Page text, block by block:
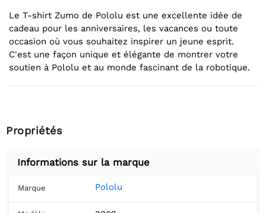
Le T-shirt Zumo de Pololu est une excellente idée de
cadeau pour les anniversaires, les vacances ou toute
occasion où vous souhaitez inspirer un jeune esprit.
C'est une façon unique et élégante de montrer votre
soutien à Pololu et au monde fascinant de la robotique.
Propriétés
Informations sur la marque
Marque Pololu